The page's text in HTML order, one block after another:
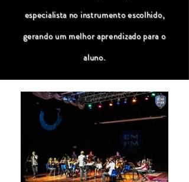
especialista no instrumento escolhido,
gerando um melhor aprendizado para o
aluno.